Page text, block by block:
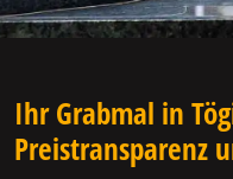
Ihr Grabmal in
Preistransparenz